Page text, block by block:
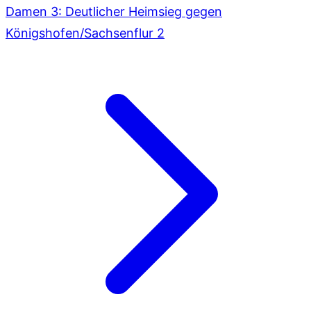
Damen 3: Deutlicher Heimsieg gegen
Königshofen/Sachsenflur 2